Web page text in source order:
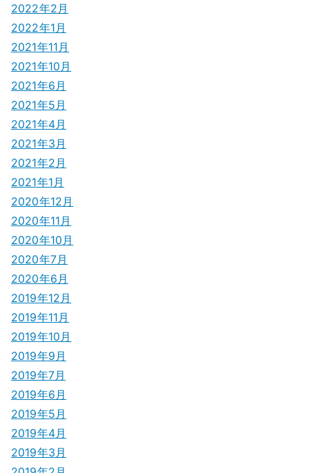
2022年2月
2022年1月
2021年11月
2021年10月
2021年6月
2021年5月
2021年4月
2021年3月
2021年2月
2021年1月
2020年12月
2020年11月
2020年10月
2020年7月
2020年6月
2019年12月
2019年11月
2019年10月
2019年9月
2019年7月
2019年6月
2019年5月
2019年4月
2019年3月